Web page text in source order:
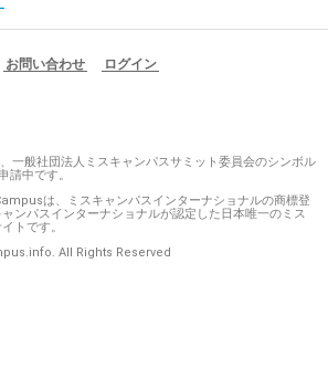
お問い合わせ ログイン
一般社団法人ミスキャンパスサミット委員会のシンボル
請中です。
は、ミスキャンパスインターナショナルの商標登
ンパスインターナショナルが認定した日本唯一のミス
トです。
All Rights Reserved